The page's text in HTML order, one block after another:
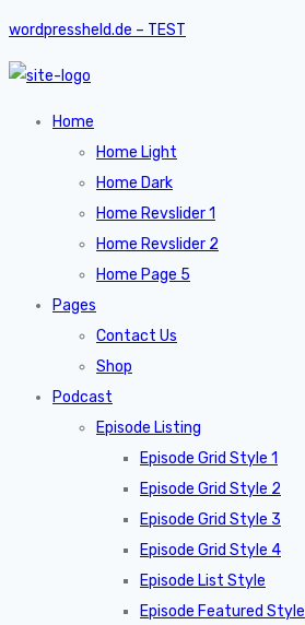
wordpressheld.de – TEST
Home
Home Light
Home Dark
Home Revslider 1
Home Revslider 2
Home Page 5
Pages
Contact Us
Shop
Podcast
Episode Listing
Episode Grid Style 1
Episode Grid Style 2
Episode Grid Style 3
Episode Grid Style 4
Episode List Style
Episode Featured Style